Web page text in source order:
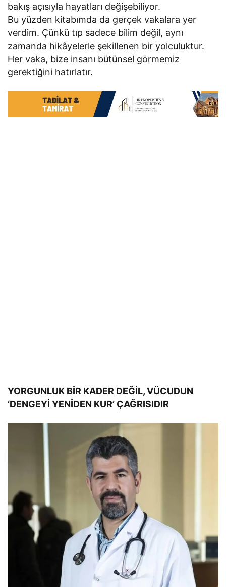
bakış açısıyla hayatları değişebiliyor.
Bu yüzden kitabımda da gerçek vakalara yer
verdim. Çünkü tıp sadece bilim değil, aynı
zamanda hikâyelerle şekillenen bir yolculuktur.
Her vaka, bize insanı bütünsel görmemiz
gerektiğini hatırlatır.
YORGUNLUK BİR KADER DEĞİL, VÜCUDUN
‘DENGEYİ YENİDEN KUR’ ÇAĞRISIDIR